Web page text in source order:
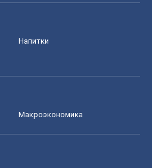
Напитки
Mакроэкономика